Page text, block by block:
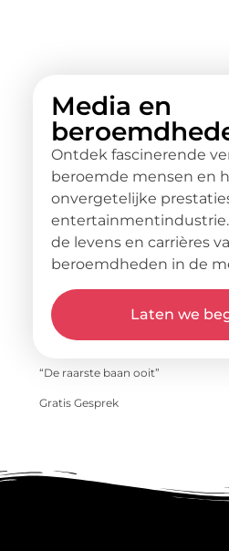
Media en
Ontdek fascinerende
beroemde mensen en
onvergetelijke
entertainmentindustrie.
de levens en carrières
beroemdheden in de
Laten we
“De raarste baan ooit”
Gratis Gesprek